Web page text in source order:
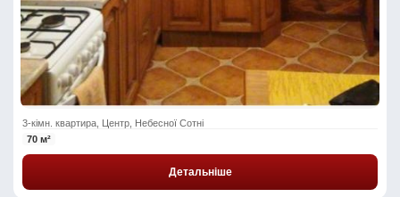
3-кімн. квартира, Центр, Небесної Сотні
70 м²
Детальніше